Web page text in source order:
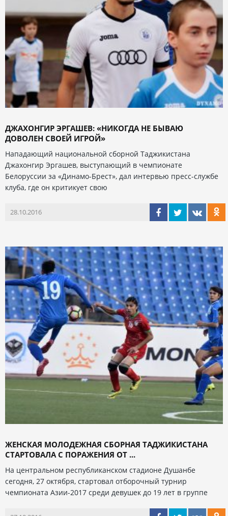
ДЖАХОНГИР ЭРГАШЕВ: «НИКОГДА НЕ БЫВАЮ
ДОВОЛЕН СВОЕЙ ИГРОЙ»
Нападающий национальной сборной Таджикистана
Джахонгир Эргашев, выступающий в чемпионате
Белоруссии за «Динамо-Брест», дал интервью пресс-службе
клуба, где он критикует свою
28.10.2016
ЖЕНСКАЯ МОЛОДЕЖНАЯ СБОРНАЯ ТАДЖИКИСТАНА
СТАРТОВАЛА С ПОРАЖЕНИЯ ОТ ...
На центральном республиканском стадионе Душанбе
сегодня, 27 октября, стартовал отборочный турнир
чемпионата Азии-2017 среди девушек до 19 лет в группе